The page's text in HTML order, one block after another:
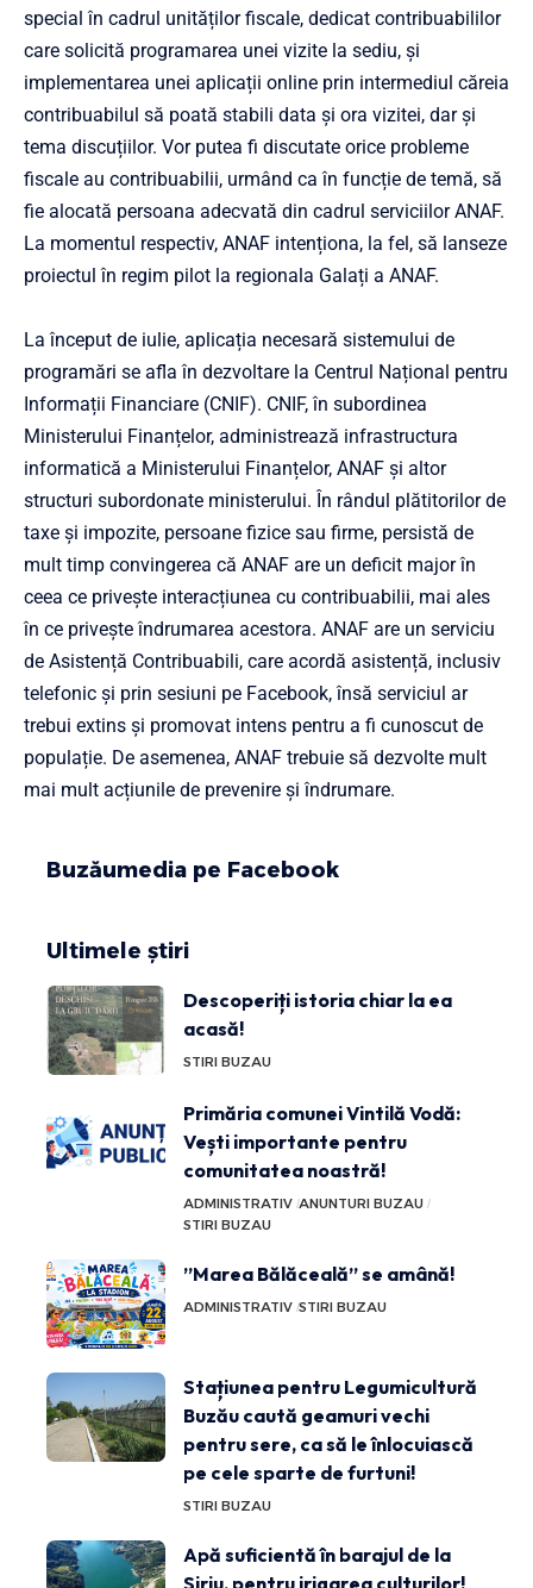
special în cadrul unităților fiscale, dedicat contribuabililor
care solicită programarea unei vizite la sediu, și
implementarea unei aplicații online prin intermediul căreia
contribuabilul să poată stabili data și ora vizitei, dar și
tema discuțiilor. Vor putea fi discutate orice probleme
fiscale au contribuabilii, urmând ca în funcție de temă, să
fie alocată persoana adecvată din cadrul serviciilor ANAF.
La momentul respectiv, ANAF intenționa, la fel, să lanseze
proiectul în regim pilot la regionala Galați a ANAF.
La început de iulie, aplicația necesară sistemului de
programări se afla în dezvoltare la Centrul Național pentru
Informații Financiare (CNIF). CNIF, în subordinea
Ministerului Finanțelor, administrează infrastructura
informatică a Ministerului Finanțelor, ANAF și altor
structuri subordonate ministerului. În rândul plătitorilor de
taxe și impozite, persoane fizice sau firme, persistă de
mult timp convingerea că ANAF are un deficit major în
ceea ce privește interacțiunea cu contribuabilii, mai ales
în ce privește îndrumarea acestora. ANAF are un serviciu
de Asistență Contribuabili, care acordă asistență, inclusiv
telefonic și prin sesiuni pe Facebook, însă serviciul ar
trebui extins și promovat intens pentru a fi cunoscut de
populație. De asemenea, ANAF trebuie să dezvolte mult
mai mult acțiunile de prevenire și îndrumare.
Buzăumedia pe Facebook
Ultimele știri
Descoperiți istoria chiar la ea
acasă!
STIRI BUZAU
Primăria comunei Vintilă Vodă:
Vești importante pentru
comunitatea noastră!
ADMINISTRATIV ANUNTURI BUZAU
STIRI BUZAU
”Marea Bălăceală” se amână!
ADMINISTRATIV STIRI BUZAU
Stațiunea pentru Legumicultură
Buzău caută geamuri vechi
pentru sere, ca să le înlocuiască
pe cele sparte de furtuni!
STIRI BUZAU
Apă suficientă în barajul de la
Siriu, pentru irigarea culturilor!